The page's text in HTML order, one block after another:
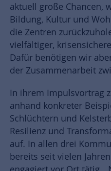
aktuell große Chancen,
Bildung, Kultur und
die Zentren
vielfältiger,
Dafür benötigen wir
der Zusammenarbeit
In ihrem Impulsvortrag
anhand konkreter
Schlüchtern und
Resilienz und
auf. In allen drei
bereits seit vielen